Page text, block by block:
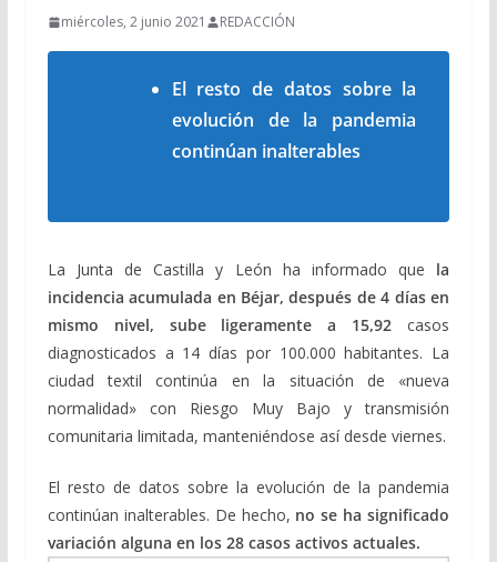
miércoles, 2 junio 2021 REDACCIÓN
El resto de datos sobre la
evolución de la pandemia
continúan inalterables
La Junta de Castilla y León ha informado que la
incidencia acumulada en Béjar, después de 4 días en
mismo nivel, sube ligeramente a 15,92casos
diagnosticados a 14 días por 100.000 habitantes. La
ciudad textil continúa en la situación de «nueva
normalidad» con Riesgo Muy Bajo y transmisión
comunitaria limitada, manteniéndose así desde viernes.
El resto de datos sobre la evolución de la pandemia
continúan inalterables. De hecho, no se ha significado
variación alguna en los 28 casos activos actuales.